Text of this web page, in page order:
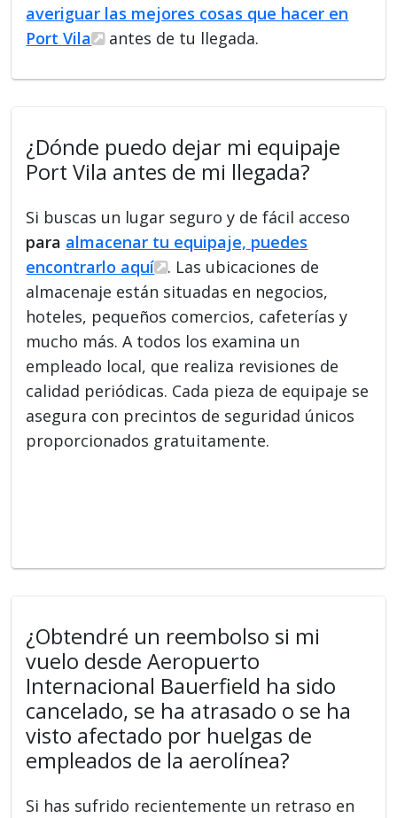
averiguar las mejores cosas que hacer en
Port Vila
antes de tu llegada.
¿Dónde puedo dejar mi equipaje
Port Vila antes de mi llegada?
Si buscas un lugar seguro y de fácil acceso
para almacenar tu equipaje, puedes
encontrarlo aquí
. Las ubicaciones de
almacenaje están situadas en negocios,
hoteles, pequeños comercios, cafeterías y
mucho más. A todos los examina un
empleado local, que realiza revisiones de
calidad periódicas. Cada pieza de equipaje se
asegura con precintos de seguridad únicos
proporcionados gratuitamente.
¿Obtendré un reembolso si mi
vuelo desde Aeropuerto
Internacional Bauerfield ha sido
cancelado, se ha atrasado o se ha
visto afectado por huelgas de
empleados de la aerolínea?
Si has sufrido recientemente un retraso en